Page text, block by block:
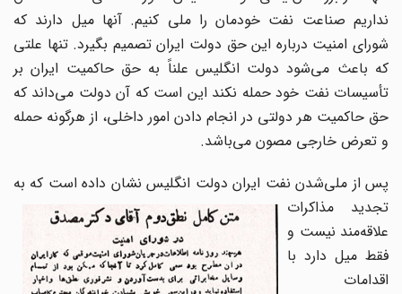
نداریم صناعت نفت خودمان را ملی کنیم. آنها میل دارند که
شورای امنیت درباره این حق دولت ایران تصمیم بگیرد. تنها علتی
که باعث می‌شود دولت انگلیس علناً به حق حاکمیت ایران بر
تأسیسات نفت خود حمله نکند این است که آن دولت می‌داند که
حق حاکمیت هر دولتی در انجام دادن امور داخلی، از هرگونه حمله
و تعرض خارجی مصون می‌باشد.
پس از ملی‌شدن نفت ایران دولت انگلیس نشان داده استکه به
تجدید مذاکرات
علاقه‌مند نیست و
فقط میل دارد با
اقدامات